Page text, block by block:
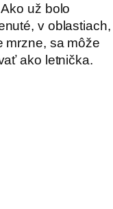
už bolo
v oblastiach,
mrzne, sa môže
ako letnička.